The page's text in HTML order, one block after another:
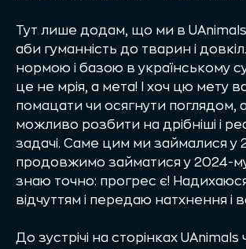
Тут лише додам, що ми в
аби гуманність до тварин і
нормою і базою в українському
це не мрія, а мета! І хоч цю мету
помацати чи осягнути поглядом,
можливо розбити на дрібніші і
задачі. Саме цим ми займалися у
продовжимо займатися у 2024-
знаю точно: прогрес є!
відчуттям і передаю натхнення і
До зустрічі на сторінках UAnimals